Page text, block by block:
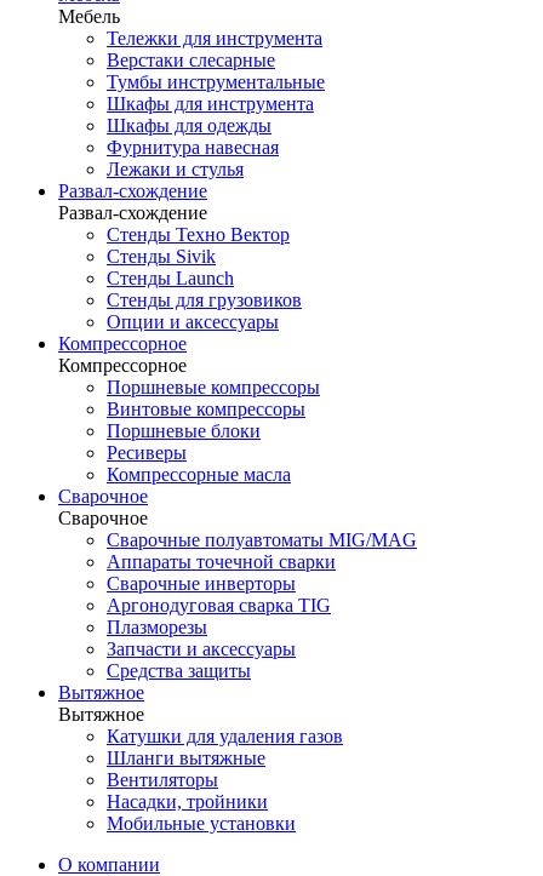
Мебель
Тележки для инструмента
Верстаки слесарные
Тумбы инструментальные
Шкафы для инструмента
Шкафы для одежды
Фурнитура навесная
Лежаки и стулья
Развал-схождение
Развал-схождение
Стенды Техно Вектор
Стенды Sivik
Стенды Launch
Стенды для грузовиков
Опции и аксессуары
Компрессорное
Компрессорное
Поршневые компрессоры
Винтовые компрессоры
Поршневые блоки
Ресиверы
Компрессорные масла
Сварочное
Сварочное
Сварочные полуавтоматы MIG/MAG
Аппараты точечной сварки
Сварочные инверторы
Аргонодуговая сварка TIG
Плазморезы
Запчасти и аксессуары
Средства защиты
Вытяжное
Вытяжное
Катушки для удаления газов
Шланги вытяжные
Вентиляторы
Насадки, тройники
Мобильные установки
О компании